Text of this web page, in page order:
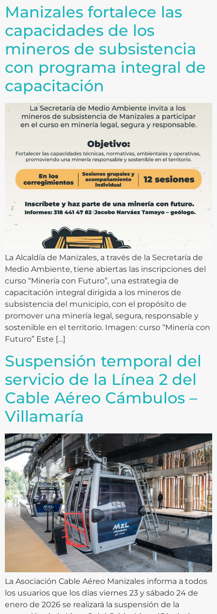
Manizales fortalece las
capacidades de los
mineros de subsistencia
con programa integral de
capacitación
La Alcaldía de Manizales, a través de la Secretaría de
Medio Ambiente, tiene abiertas las inscripciones del
curso “Minería con Futuro”, una estrategia de
capacitación integral dirigida a los mineros de
subsistencia del municipio, con el propósito de
promover una minería legal, segura, responsable y
sostenible en el territorio. Imagen: curso “Minería con
Futuro” Este […]
Suspensión temporal del
servicio de la Línea 2 del
Cable Aéreo Cámbulos –
Villamaría
La Asociación Cable Aéreo Manizales informa a todos
los usuarios que los días viernes 23 y sábado 24 de
enero de 2026 se realizará la suspensión de la